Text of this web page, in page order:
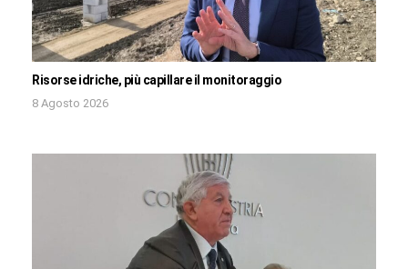
Risorse idriche, più capillare il monitoraggio
8 Agosto 2026